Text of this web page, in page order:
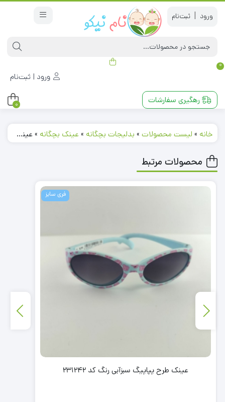
|
0
ورود | ثبت‌نام
رهگیری سفارشات 0
خانه » لیست محصولات » بدلیجات بچگانه »عینک بچگانه »عینک طرح سگهای نگهبان آبی رنگ کد 231211
محصولات مرتبط
فری سایز
عینک طرح پپاپیگ سبزآبی رنگ کد 231242